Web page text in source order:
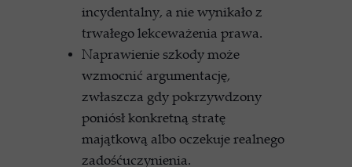
incydentalny, a nie wynikało z
trwałego lekceważenia prawa.
Naprawienie szkody może
wzmocnić argumentację,
zwłaszcza gdy pokrzywdzony
poniósł konkretną stratę
majątkową albo oczekuje realnego
zadośćuczynienia.